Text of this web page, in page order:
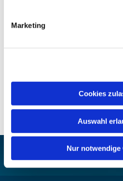
Marketing
Cookies
Auswahl
Nur notwendige